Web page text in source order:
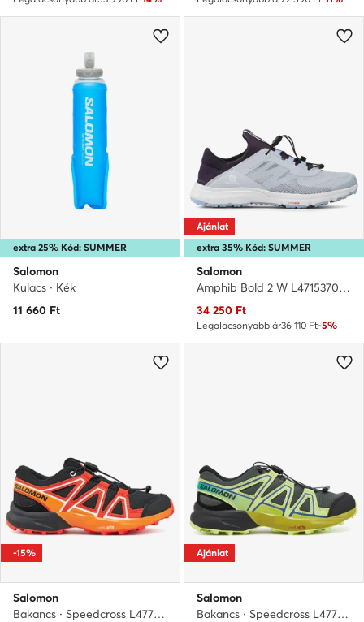
extra 25% Kód: SUMMER
Salomon
Kulacs · Kék
11 660 Ft
extra 35% Kód: SUMMER
Ajánlat
Salomon
Amphib Bold 2 W L47153700 · Vízi sportcipők
Aktuális ár
34 250 Ft
Legalacsonyabb ár36 110 Ft-5%
-15%
Salomon
Bakancs · Speedcross L47724500 · Fekete
Ajánlat
Salomon
Bakancs · Speedcross L47733300 · Zöld